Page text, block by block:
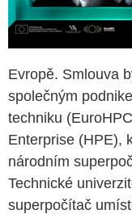
Evropě. Smlouva
společným
techniku
Enterprise (HPE),
národním
Technické
superpočítač